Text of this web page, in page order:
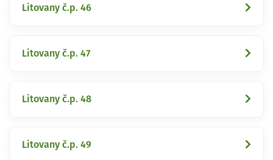
Litovany č.p. 46
Litovany č.p. 47
Litovany č.p. 48
Litovany č.p. 49